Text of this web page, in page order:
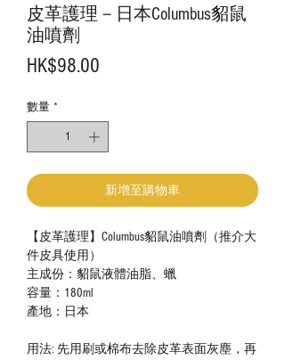
皮革護理－日本Columbus貂鼠
油噴劑
HK$98.00
數量 *
新增至購物車
【皮革護理】Columbus貂鼠油噴劑（推介大
件皮具使用）
主成份：貂鼠液體油脂、蠟
容量：180ml
產地：日本
用法: 先用刷或棉布去除皮革表面灰塵，再